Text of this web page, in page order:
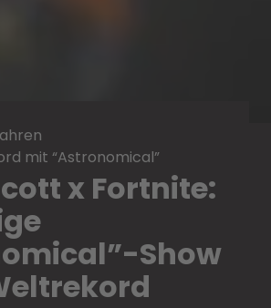
mit “Astronomical”
x Fortnite:
Show